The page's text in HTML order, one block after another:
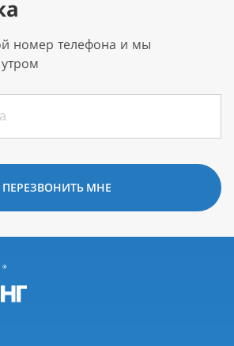
номер телефона и мы
ПЕРЕЗВОНИТЬ МНЕ